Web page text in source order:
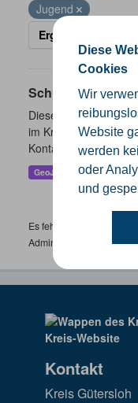
Diese
Cookies
Wir
Website
werden
oder
und
Jugend
Ergebnisse filtern
Schulen
Dieser Datensatz
im Kreis Gütersloh
GeoJSON SHP
Es fehlen spezifische
Administrator unter:
Kontakt
Kreis Gütersloh